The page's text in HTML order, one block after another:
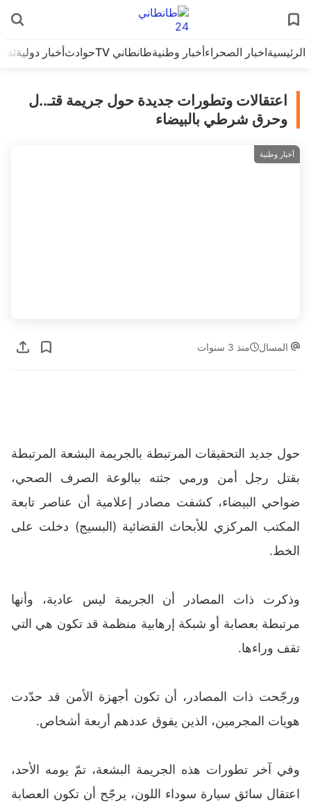
الرئيسيةاخبار الصحراءأخبار وطنيةطانطاني TV حوادثأخبار دولية
اعتقالات وتطورات جديدة حول جريمة قتـ..ل
وحرق شرطي بالبيضاء
أخبار وطنية
المسال منذ 3 سنوات
حول جديد التحقيقات المرتبطة بالجريمة البشعة المرتبطة
بقتل رجل أمن ورمي جثته ببالوعة الصرف الصحي،
ضواحي البيضاء، كشفت مصادر إعلامية أن عناصر تابعة
المكتب المركزي للأبحاث القضائية (البسيج) دخلت على
الخط.
وذكرت ذات المصادر أن الجريمة ليس عادية، وأنها
مرتبطة بعصابة أو شبكة إرهابية منظمة قد تكون هي التي
تقف وراءها.
ورجّحت ذات المصادر، أن تكون أجهزة الأمن قد حدّدت
هويات المجرمين، الذين يفوق عددهم أربعة أشخاص.
وفي آخر تطورات هذه الجريمة البشعة، تمّ يومه الأحد،
اعتقال سائق سيارة سوداء اللون، يرجّح أن تكون العصابة